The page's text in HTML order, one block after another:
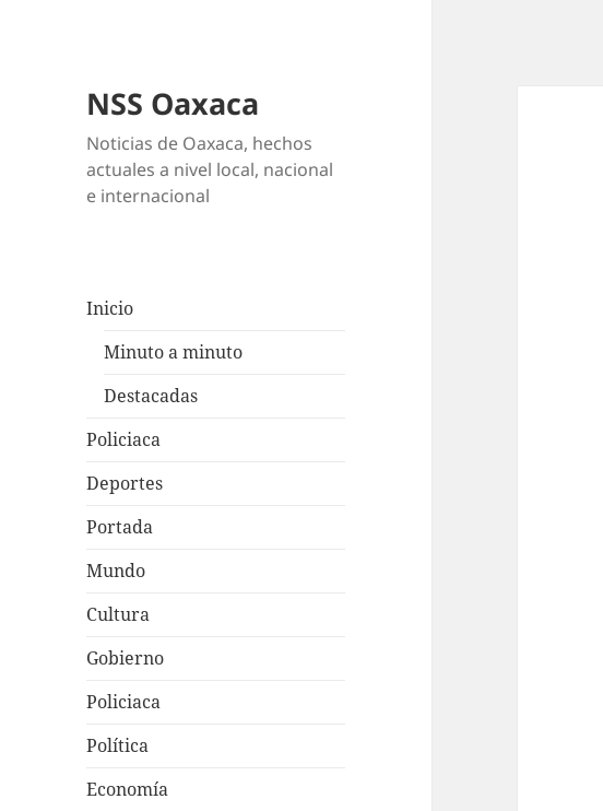
NSS Oaxaca
Noticias de Oaxaca, hechos
actuales a nivel local, nacional
e internacional
Inicio
Minuto a minuto
Destacadas
Policiaca
Deportes
Portada
Mundo
Cultura
Gobierno
Policiaca
Política
Economía